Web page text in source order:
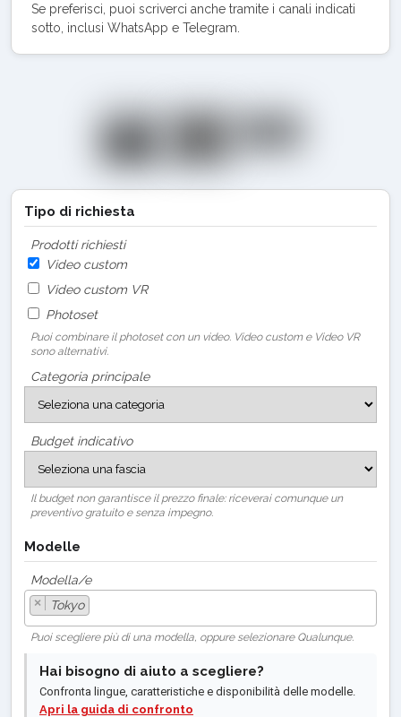
Se preferisci, puoi scriverci anche tramite i canali indicati
sotto, inclusi WhatsApp e Telegram.
Tipo di richiesta
Prodotti richiesti
Video custom
Video custom VR
Photoset
Puoi combinare il photoset con un video. Video custom e Video VR
sono alternativi.
Categoria principale
Budget indicativo
Il budget non garantisce il prezzo finale: riceverai comunque un
preventivo gratuito e senza impegno.
Modelle
Modella/e
×
Tokyo
Puoi scegliere più di una modella, oppure selezionare Qualunque.
Hai bisogno di aiuto a scegliere?
Confronta lingue, caratteristiche e disponibilità delle modelle.
Apri la guida di confronto